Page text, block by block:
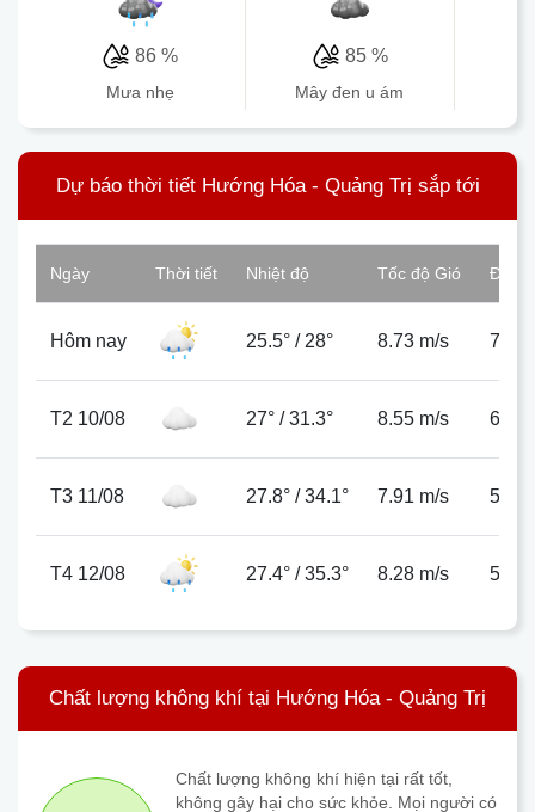
86 %
mưa nhẹ
85 %
mây đen u ám
Dự báo thời tiết Hướng Hóa - Quảng Trị sắp tới
Ngày Thời tiết Nhiệt độ Tốc độ Gió Độ
Hôm nay 25.5° / 28° 8.73 m/s 73%
T2 10/08 27° /31.3° 8.55 m/s 65%
T3 11/08 27.8° /34.1° 7.91 m/s 57%
T4 12/08 27.4° /35.3° 8.28 m/s 58%
Chất lượng không khí tại Hướng Hóa - Quảng Trị
Chất lượng không khí hiện tại rất tốt,
không gây hại cho sức khỏe. Mọi người có